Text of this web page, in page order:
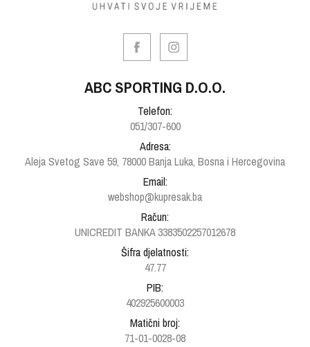
ABC SPORTING D.O.O.
Telefon:
051/307-600
Adresa:
Aleja Svetog Save 59, 78000 Banja Luka, Bosna i Hercegovina
Email:
webshop@kupresak.ba
Račun:
UNICREDIT BANKA 3383502257012678
Šifra djelatnosti:
47.77
PIB:
402925600003
Matični broj:
71-01-0028-08